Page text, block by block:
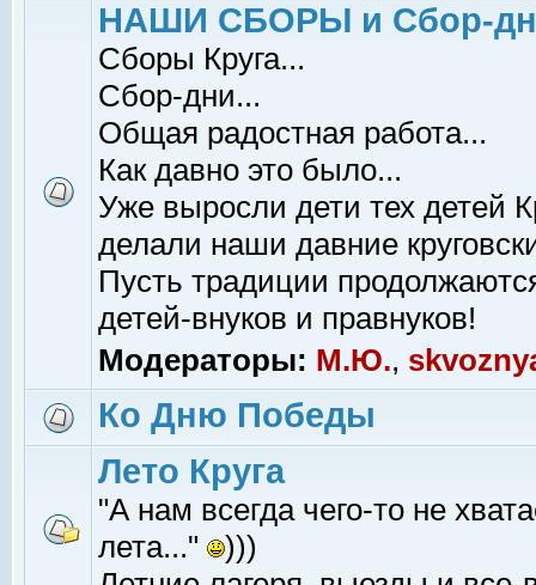
НАШИ СБОРЫ и Сбор-
Сборы Круга...
Сбор-дни...
Общая радостная работа...
Как давно это было...
Уже выросли дети тех детей
делали наши давние
Пусть традиции
детей-внуков и правнуков!
Модераторы: М.Ю.,
Ко Дню Победы
Лето Круга
"А нам всегда чего-то не
лета..."
)))